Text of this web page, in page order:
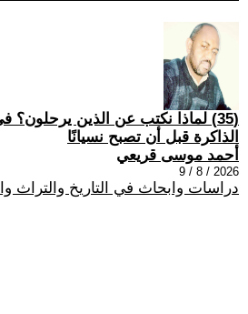
(35) لماذا نكتب عن الذين يرحلون؟
الذاكرة قبل أن تصبح نسيانًا
أحمد موسى قريعي
2026 / 8 / 9
دراسات وابحاث في التاريخ والتراث